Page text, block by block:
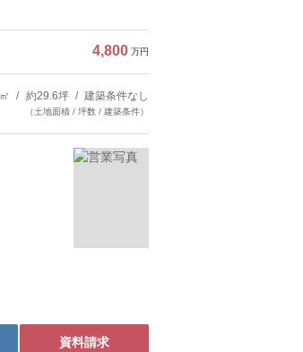
4,800 万円
約29.6坪 建築条件なし
（土地面積 / 坪数 / 建築条件）
資料請求